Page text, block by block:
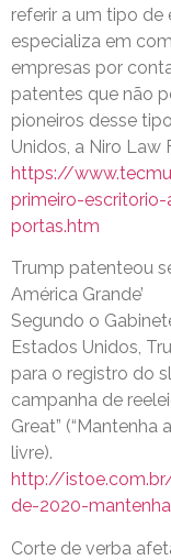
referir a um tipo
especializa em
empresas por
patentes que não
pioneiros desse
Unidos, a Niro Law
https://
primeiro-
portas.htm
Trump patenteou
América Grande’
Segundo o
Estados Unidos,
para o registro do
campanha de
Great” (“Mantenha
livre).
http://
de-2020-
Corte de verba